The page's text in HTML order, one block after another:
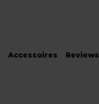
Accessoires Reviews